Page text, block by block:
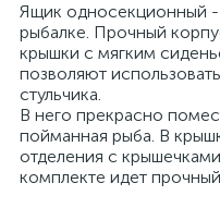
Ящик односекционный
рыбалке. Прочный
крышки с мягким
позволяют
стульчика.
В него прекрасно
пойманная рыба. В
отделения с
комплекте идет